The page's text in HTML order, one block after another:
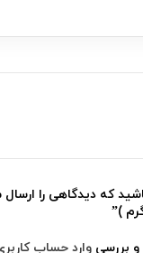
که دیدگاهی را
و بررسیوارد حساب